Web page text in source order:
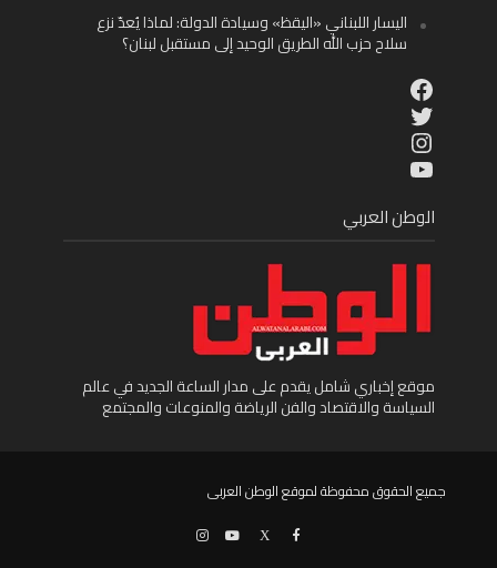
اليسار اللبناني «اليقظ» وسيادة الدولة: لماذا يُعدّ نزع
سلاح حزب الله الطريق الوحيد إلى مستقبل لبنان؟
Facebook
Twitter
Instagram
YouTube
الوطن العربي
موقع إخباري شامل يقدم على مدار الساعة الجديد في عالم
السياسة والاقتصاد والفن الرياضة والمنوعات والمجتمع
جميع الحقوق محفوظة لموقع الوطن العربى